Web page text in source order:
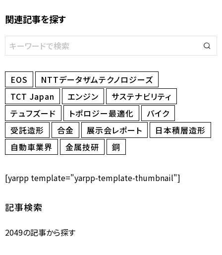
関連記事を探す
EOS
NTTデータザムテクノロジーズ
TCT Japan
エンジン
サステナビリティ
テュフズード
トポロジー最適化
バイク
受託造形
合金 展示会レポート
日本積層造形
自動車業界
金属技研 銅
[yarpp template="yarpp-template-thumbnail"]
記事検索
2049の記事から探す